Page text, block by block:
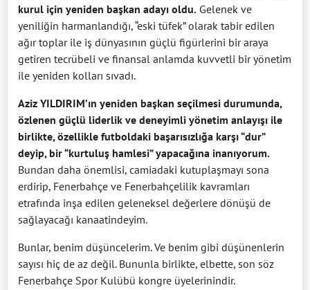
kurul için yeniden başkan adayı oldu. Gelenek ve
yeniliğin harmanlandığı, “eski tüfek” olarak tabir edilen
ağır toplar ile iş dünyasının güçlü figürlerini bir araya
getiren tecrübeli ve finansal anlamda kuvvetli bir yönetim
ile yeniden kolları sıvadı.
Aziz YILDIRIM’ın yeniden başkan seçilmesi durumunda,
özlenen güçlü liderlik ve deneyimli yönetim anlayışı ile
birlikte, özellikle futboldaki başarısızlığa karşı “dur”
deyip, bir “kurtuluş hamlesi” yapacağına inanıyorum.
Bundan daha önemlisi, camiadaki kutuplaşmayı sona
erdirip, Fenerbahçe ve Fenerbahçelilik kavramları
etrafında inşa edilen geleneksel değerlere dönüşü de
sağlayacağı kanaatindeyim.
Bunlar, benim düşüncelerim. Ve benim gibi düşünenlerin
sayısı hiç de az değil. Bununla birlikte, elbette, son söz
Fenerbahçe Spor Kulübü kongre üyelerinindir.